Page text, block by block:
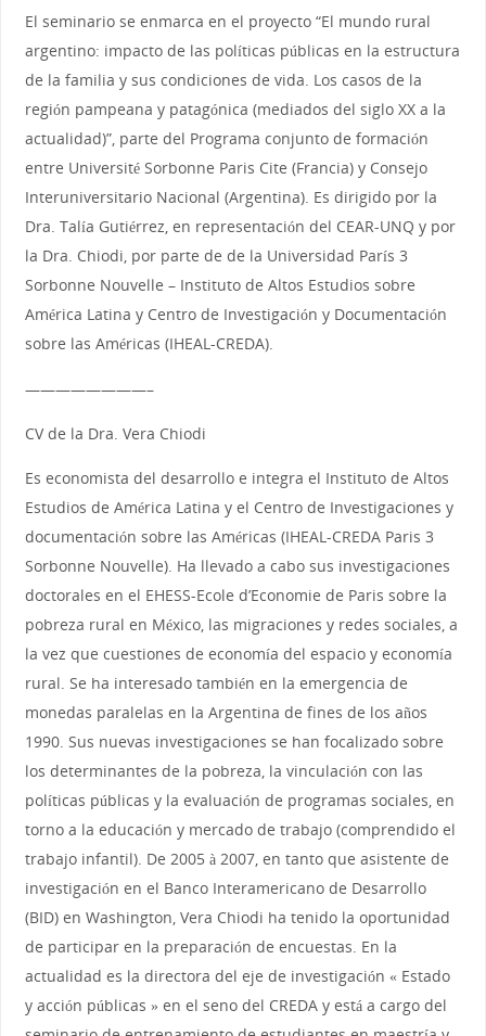
El seminario se enmarca en el proyecto “El mundo rural
argentino: impacto de las políticas públicas en la estructura
de la familia y sus condiciones de vida. Los casos de la
región pampeana y patagónica (mediados del siglo XX a la
actualidad)”, parte del Programa conjunto de formación
entre Université Sorbonne Paris Cite (Francia) y Consejo
Interuniversitario Nacional (Argentina). Es dirigido por la
Dra. Talía Gutiérrez, en representación del CEAR-UNQ y por
la Dra. Chiodi, por parte de de la Universidad París 3
Sorbonne Nouvelle – Instituto de Altos Estudios sobre
América Latina y Centro de Investigación y Documentación
sobre las Américas (IHEAL-CREDA).
————————–
CV de la Dra. Vera Chiodi
Es economista del desarrollo e integra el Instituto de Altos
Estudios de América Latina y el Centro de Investigaciones y
documentación sobre las Américas (IHEAL-CREDA Paris 3
Sorbonne Nouvelle). Ha llevado a cabo sus investigaciones
doctorales en el EHESS-Ecole d’Economie de Paris sobre la
pobreza rural en México, las migraciones y redes sociales, a
la vez que cuestiones de economía del espacio y economía
rural. Se ha interesado también en la emergencia de
monedas paralelas en la Argentina de fines de los años
1990. Sus nuevas investigaciones se han focalizado sobre
los determinantes de la pobreza, la vinculación con las
políticas públicas y la evaluación de programas sociales, en
torno a la educación y mercado de trabajo (comprendido el
trabajo infantil). De 2005 à 2007, en tanto que asistente de
investigación en el Banco Interamericano de Desarrollo
(BID) en Washington, Vera Chiodi ha tenido la oportunidad
de participar en la preparación de encuestas. En la
actualidad es la directora del eje de investigación « Estado
y acción públicas » en el seno del CREDA y está a cargo del